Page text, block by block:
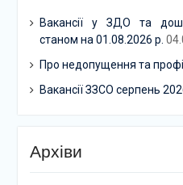
Вакансії у ЗДО та
станом на 01.08.2026 р.
Про недопущення та
Вакансії ЗЗСО серпень
Архіви